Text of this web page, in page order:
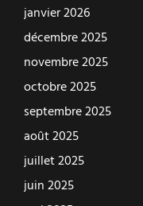
janvier 2026
décembre 2025
novembre 2025
octobre 2025
septembre 2025
août 2025
juillet 2025
juin 2025